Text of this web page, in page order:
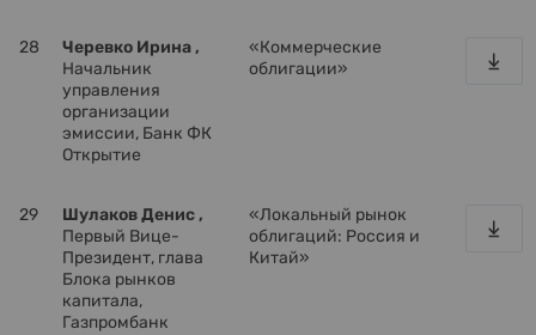
28
Черевко Ирина ,
Начальник
управления
организации
эмиссии, Банк ФК
Открытие
«Коммерческие
облигации»
29
Шулаков Денис ,
Первый Вице-
Президент, глава
Блока рынков
капитала,
Газпромбанк
«Локальный рынок
облигаций: Россия и
Китай»